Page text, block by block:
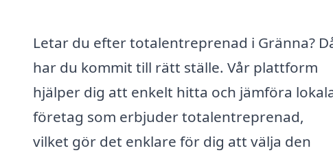
Letar du efter totalentreprenad i Gränna?
har du kommit till rätt ställe. Vår plattform
hjälper dig att enkelt hitta och jämföra
företag som erbjuder totalentreprenad,
vilket gör det enklare för dig att välja den